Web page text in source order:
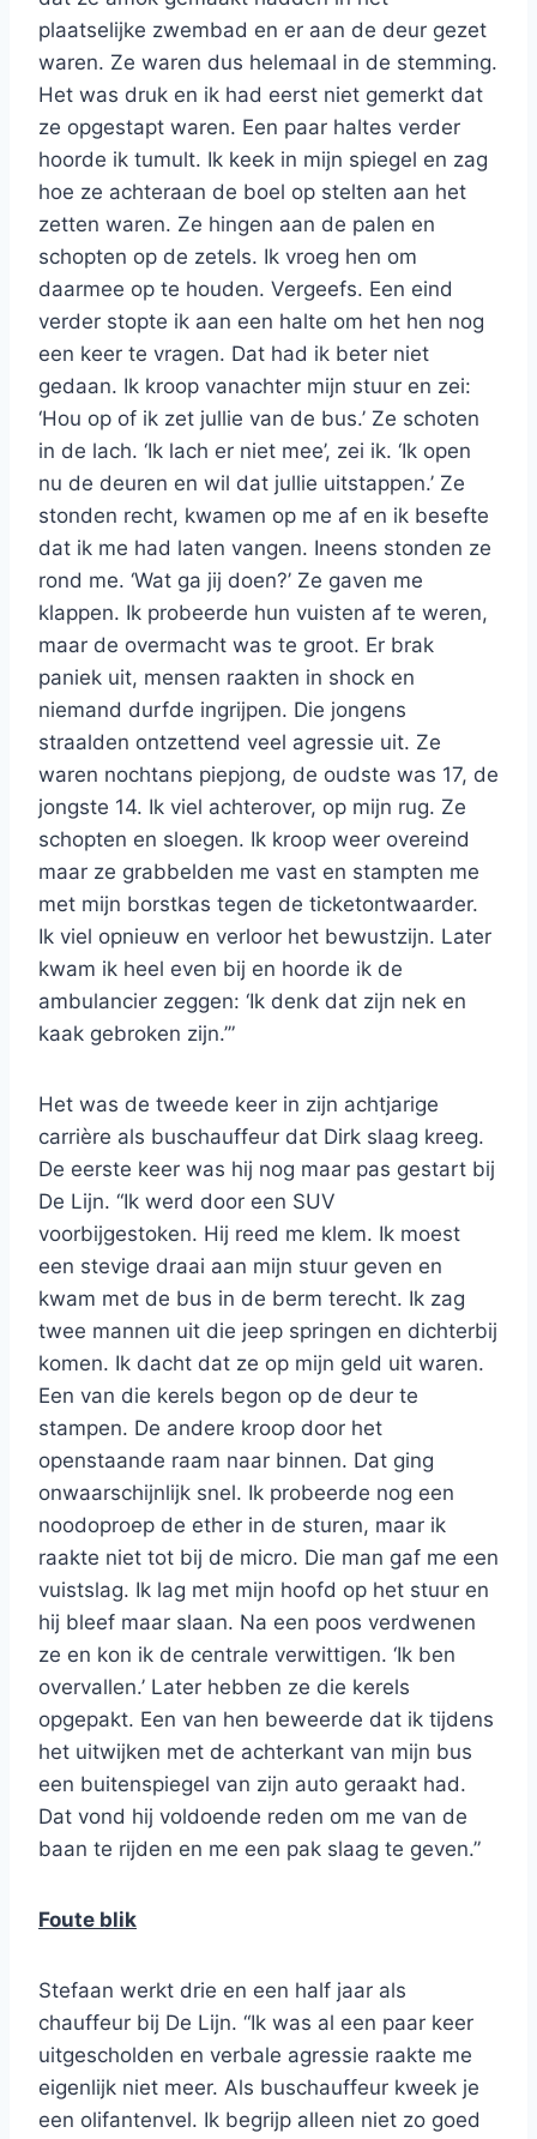
plaatselijke zwembad en er aan de deur gezet
waren. Ze waren dus helemaal in de stemming.
Het was druk en ik had eerst niet gemerkt dat
ze opgestapt waren. Een paar haltes verder
hoorde ik tumult. Ik keek in mijn spiegel en zag
hoe ze achteraan de boel op stelten aan het
zetten waren. Ze hingen aan de palen en
schopten op de zetels. Ik vroeg hen om
daarmee op te houden. Vergeefs. Een eind
verder stopte ik aan een halte om het hen nog
een keer te vragen. Dat had ik beter niet
gedaan. Ik kroop vanachter mijn stuur en zei:
‘Hou op of ik zet jullie van de bus.’ Ze schoten
in de lach. ‘Ik lach er niet mee’, zei ik. ‘Ik open
nu de deuren en wil dat jullie uitstappen.’ Ze
stonden recht, kwamen op me af en ik besefte
dat ik me had laten vangen. Ineens stonden ze
rond me. ‘Wat ga jij doen?’ Ze gaven me
klappen. Ik probeerde hun vuisten af te weren,
maar de overmacht was te groot. Er brak
paniek uit, mensen raakten in shock en
niemand durfde ingrijpen. Die jongens
straalden ontzettend veel agressie uit. Ze
waren nochtans piepjong, de oudste was 17, de
jongste 14. Ik viel achterover, op mijn rug. Ze
schopten en sloegen. Ik kroop weer overeind
maar ze grabbelden me vast en stampten me
met mijn borstkas tegen de ticketontwaarder.
Ik viel opnieuw en verloor het bewustzijn. Later
kwam ik heel even bij en hoorde ik de
ambulancier zeggen: ‘Ik denk dat zijn nek en
kaak gebroken zijn.’”
Het was de tweede keer in zijn achtjarige
carrière als buschauffeur dat Dirk slaag kreeg.
De eerste keer was hij nog maar pas gestart bij
De Lijn. “Ik werd door een SUV
voorbijgestoken. Hij reed me klem. Ik moest
een stevige draai aan mijn stuur geven en
kwam met de bus in de berm terecht. Ik zag
twee mannen uit die jeep springen en dichterbij
komen. Ik dacht dat ze op mijn geld uit waren.
Een van die kerels begon op de deur te
stampen. De andere kroop door het
openstaande raam naar binnen. Dat ging
onwaarschijnlijk snel. Ik probeerde nog een
noodoproep de ether in de sturen, maar ik
raakte niet tot bij de micro. Die man gaf me een
vuistslag. Ik lag met mijn hoofd op het stuur en
hij bleef maar slaan. Na een poos verdwenen
ze en kon ik de centrale verwittigen. ‘Ik ben
overvallen.’ Later hebben ze die kerels
opgepakt. Een van hen beweerde dat ik tijdens
het uitwijken met de achterkant van mijn bus
een buitenspiegel van zijn auto geraakt had.
Dat vond hij voldoende reden om me van de
baan te rijden en me een pak slaag te geven.”
Foute blik
Stefaan werkt drie en een half jaar als
chauffeur bij De Lijn. “Ik was al een paar keer
uitgescholden en verbale agressie raakte me
eigenlijk niet meer. Als buschauffeur kweek je
een olifantenvel. Ik begrijp alleen niet zo goed